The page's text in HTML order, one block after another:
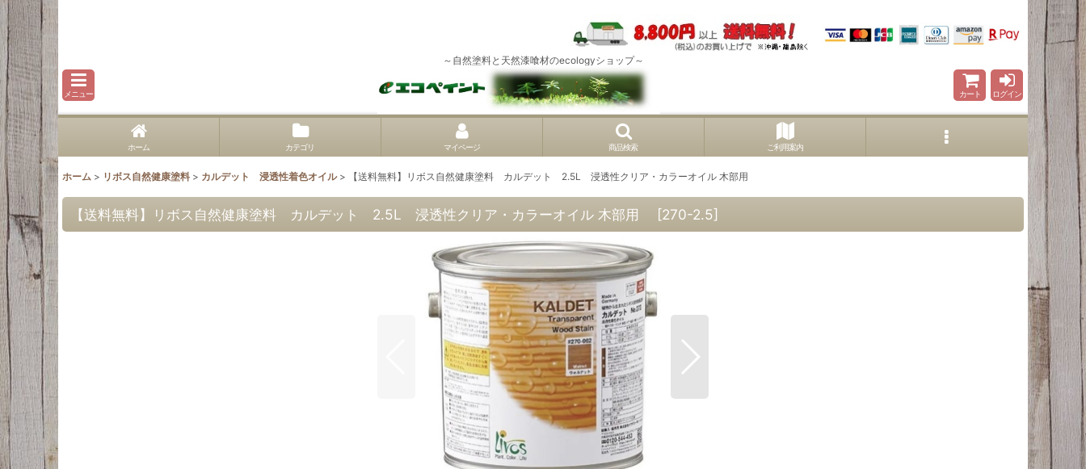
～自然塗料と天然漆喰材のecologyショップ～
メニュー カート ログイン
ホーム カテゴリ マイページ 商品検索 ご利用案内
ホーム > リボス自然健康塗料 > カルデット 浸透性着色オイル > 【送料無料】リボス自然健康塗料 カルデット 2.5L 浸透性クリア・カラーオイル 木部用
【送料無料】リボス自然健康塗料 カルデット 2.5L 浸透性クリア・カラーオイル 木部用 [270-2.5]